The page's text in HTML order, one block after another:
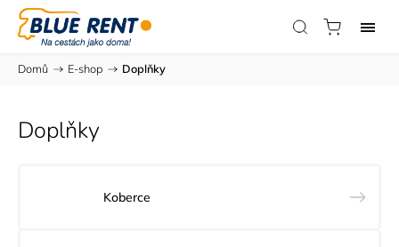
Domů / E-shop / Doplňky
Doplňky
Koberce